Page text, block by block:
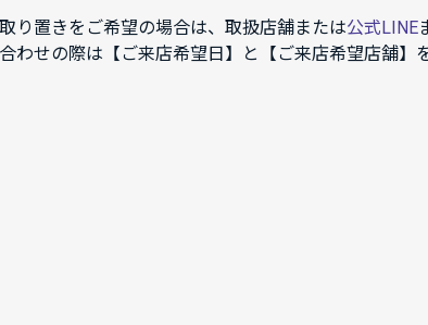
り置きをご希望の場合は、取扱店舗または公式LINE
わせの際は【ご来店希望日】と【ご来店希望店舗】